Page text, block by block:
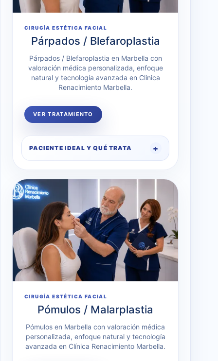
CIRUGÍA ESTÉTICA FACIAL
Párpados / Blefaroplastia
Párpados / Blefaroplastia en Marbella con
valoración médica personalizada, enfoque
natural y tecnología avanzada en Clínica
Renacimiento Marbella.
VER TRATAMIENTO
PACIENTE IDEAL Y QUÉ TRATA
CIRUGÍA ESTÉTICA FACIAL
Pómulos / Malarplastia
Pómulos en Marbella con valoración médica
personalizada, enfoque natural y tecnología
avanzada en Clínica Renacimiento Marbella.